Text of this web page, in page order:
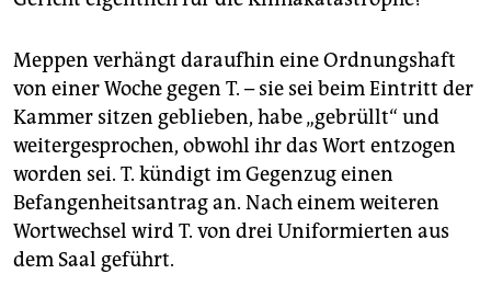
Meppen verhängt daraufhin eine Ordnungshaft
von einer Woche gegen T. – sie sei beim Eintritt der
Kammer sitzen geblieben, habe „gebrüllt“ und
weitergesprochen, obwohl ihr das Wort entzogen
worden sei. T. kündigt im Gegenzug einen
Befangenheitsantrag an. Nach einem weiteren
Wortwechsel wird T. von drei Uniformierten aus
dem Saal geführt.